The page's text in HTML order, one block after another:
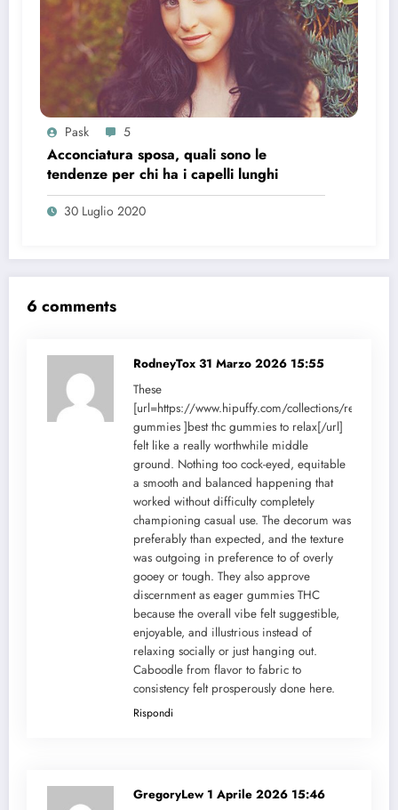
Pask 5
Acconciatura sposa, quali sono le
tendenze per chi ha i capelli lunghi
30 Luglio 2020
6 comments
RodneyTox 31 Marzo 2026 15:55
These
[url=https://www.hipuffy.com/collections/relax-
gummies ]best thc gummies to relax[/url]
felt like a really worthwhile middle
ground. Nothing too cock-eyed, equitable
a smooth and balanced happening that
worked without difficulty completely
championing casual use. The decorum was
preferably than expected, and the texture
was outgoing in preference to of overly
gooey or tough. They also approve
discernment as eager gummies THC
because the overall vibe felt suggestible,
enjoyable, and illustrious instead of
relaxing socially or just hanging out.
Caboodle from flavor to fabric to
consistency felt prosperously done here.
Rispondi
GregoryLew 1 Aprile 2026 15:46